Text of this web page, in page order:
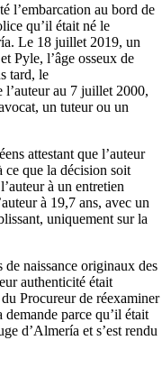
l’embarcation au bord de
qu’il était né le
Le 18 juillet 2019, un
Pyle, l’âge osseux de
tard, le
l’auteur au 7 juillet 2000,
un tuteur ou un
attestant que l’auteur
ce que la décision soit
à un entretien
à 19,7 ans, avec un
uniquement sur la
naissance originaux des
authenticité était
Procureur de réexaminer
demande parce qu’il était
d’Almería et s’est rendu